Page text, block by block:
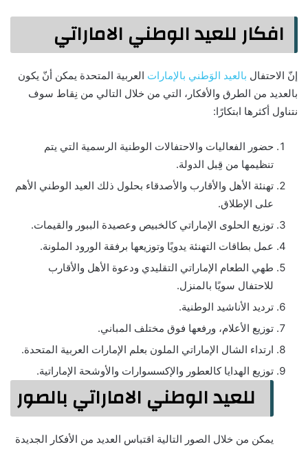
افكار للعيد الوطني الاماراتي
إنّ الاحتفال بالعيد الوَطني بالإمارات العربية المتحدة يمكن أنّ يكون
بالعديد من الطرق والأفكار، التي من خلال التالي من نِقاط سوف
نتناول أكثرها ابتكارًا:
حضور الفعاليات والاحتفالات الوطنية الرسمية التي يتم
تنظيمها من قِبل الدولة.
تهنئة الأهل والأقارب والأصدقاء بحلول ذلك العيد الوطني الأهم
على الإطلاق.
توزيع الحلوى الإماراتي كالخبيص وعصيدة الببور والقيمات.
عمل بطاقات التهنئة يدويًا وتوزيعها برفقة الورود الملونة.
طهي الطعام الإماراتي التقليدي ودعوة الأهل والأقارب
للاحتفال سويًا بالمنزل.
ترديد الأناشيد الوطنية.
توزيع الأعلام، ورفعها فوق مختلف المباني.
ارتداء الشال الإماراتي الملون بعلم الإمارات العربية المتحدة.
توزيع الهدايا كالعطور والإكسسوارات والأوشحة الإماراتية.
للعيد الوطني الاماراتي بالصور
يمكن من خلال الصور التالية اقتباس العديد من الأفكار الجديدة